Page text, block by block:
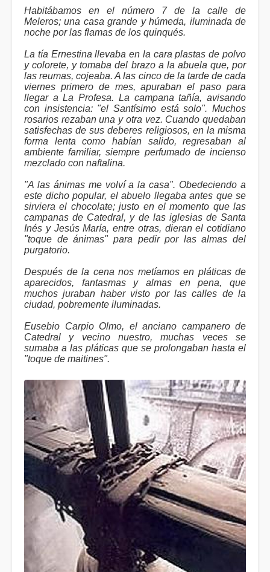
Habitábamos en el número 7 de la calle de
Meleros; una casa grande y húmeda, iluminada de
noche por las flamas de los quinqués.
La tía Ernestina llevaba en la cara plastas de polvo
y colorete, y tomaba del brazo a la abuela que, por
las reumas, cojeaba. A las cinco de la tarde de cada
viernes primero de mes, apuraban el paso para
llegar a La Profesa. La campana tañía, avisando
con insistencia: "el Santísimo está solo". Muchos
rosarios rezaban una y otra vez. Cuando quedaban
satisfechas de sus deberes religiosos, en la misma
forma lenta como habían salido, regresaban al
ambiente familiar, siempre perfumado de incienso
mezclado con naftalina.
"A las ánimas me volví a la casa". Obedeciendo a
este dicho popular, el abuelo llegaba antes que se
sirviera el chocolate; justo en el momento que las
campanas de Catedral, y de las iglesias de Santa
Inés y Jesús María, entre otras, dieran el cotidiano
"toque de ánimas" para pedir por las almas del
purgatorio.
Después de la cena nos metíamos en pláticas de
aparecidos, fantasmas y almas en pena, que
muchos juraban haber visto por las calles de la
ciudad, pobremente iluminadas.
Eusebio Carpio Olmo, el anciano campanero de
Catedral y vecino nuestro, muchas veces se
sumaba a las pláticas que se prolongaban hasta el
"toque de maitines".